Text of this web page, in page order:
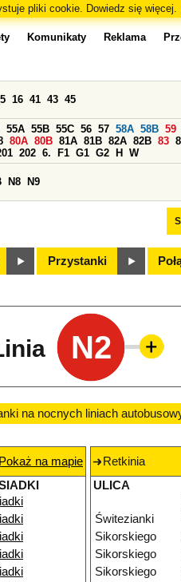
pliki cookie. Dowiedz się więcej.
Komunikaty Reklama
16 41 43 45
55A 55B 55C 56 57 58A 58B 59
80A 80B 81A 81B 82A 82B 83
202 6. F1 G1 G2 H W
N8 N9
Przystanki
N2
na nocnych liniach
Pokaż na mapie
Retkinia
ULICA
Świtezianki
Sikorskiego
Sikorskiego
Sikorskiego